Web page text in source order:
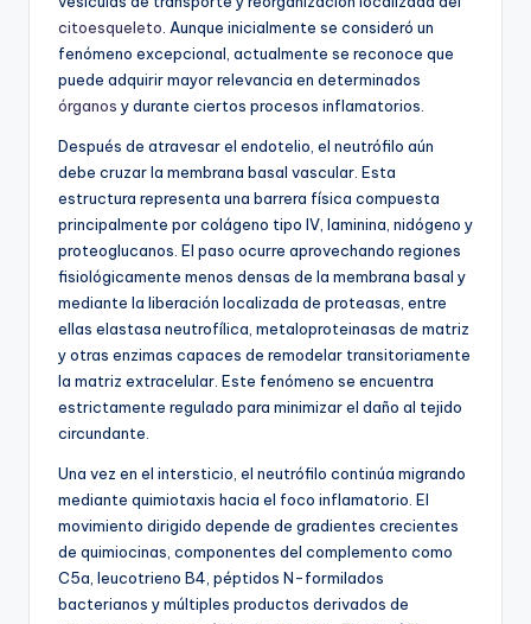
citoesqueleto . Aunque inicialmente se consideró un
fenómeno excepcional, actualmente se reconoce que
puede adquirir mayor relevancia en determinados
órganos y durante ciertos procesos inflamatorios.
Después de atravesar el endotelio, el neutrófilo aún
debe cruzar la membrana basal vascular. Esta
estructura representa una barrera física compuesta
principalmente por colágeno tipo IV, laminina, nidógeno y
proteoglucanos. El paso ocurre aprovechando regiones
fisiológicamente menos densas de la membrana basal y
mediante la liberación localizada de proteasas, entre
ellas elastasa neutrofílica, metaloproteinasas de matriz
y otras enzimas capaces de remodelar transitoriamente
la matriz extracelular. Este fenómeno se encuentra
estrictamente regulado para minimizar el daño al tejido
circundante.
Una vez en el intersticio, el neutrófilo continúa migrando
mediante quimiotaxis hacia el foco inflamatorio. El
movimiento dirigido depende de gradientes crecientes
de quimiocinas, componentes del complemento como
C5a, leucotrieno B4, péptidos N-formilados
bacterianos y múltiples productos derivados de